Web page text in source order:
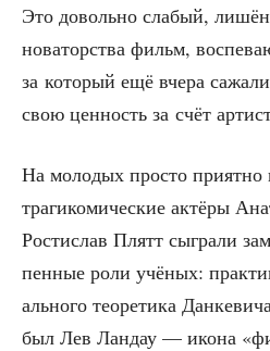
Это доволь­но сла­бый,
нова­тор­ства фильм,
за кото­рый ещё вче­ра
свою цен­ность за счёт
На моло­дых про­сто при­ят­но
тра­ги­ко­ми­че­ские актё­ры
Рости­слав Плятт сыг­ра­ли
пен­ные роли учё­ных:
аль­но­го тео­ре­ти­ка
был Лев Лан­дау — ико­на